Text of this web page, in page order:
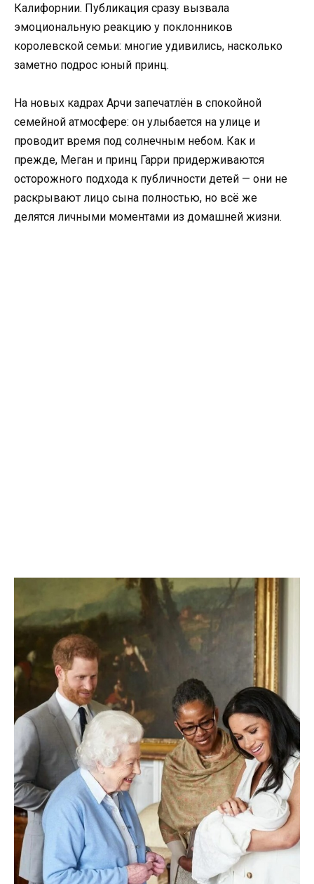
Калифорнии. Публикация сразу вызвала
эмоциональную реакцию у поклонников
королевской семьи: многие удивились, насколько
заметно подрос юный принц.
На новых кадрах Арчи запечатлён в спокойной
семейной атмосфере: он улыбается на улице и
проводит время под солнечным небом. Как и
прежде, Меган и принц Гарри придерживаются
осторожного подхода к публичности детей — они не
раскрывают лицо сына полностью, но всё же
делятся личными моментами из домашней жизни.